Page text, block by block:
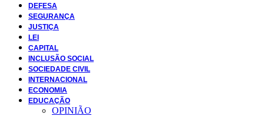
DEFESA
SEGURANÇA
JUSTIÇA
LEI
CAPITAL
INCLUSÃO SOCIAL
SOCIEDADE CIVIL
INTERNACIONAL
ECONOMIA
EDUCAÇÃO
OPINIÃO